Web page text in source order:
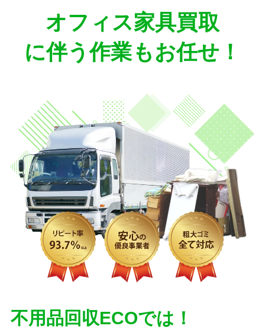
オフィス家具買取
に伴う作業もお任せ！
不用品回収ECOでは！